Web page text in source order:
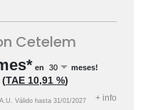
Cetelem
en meses!
(TAE 10,91 %)
Válido hasta 31/01/2027 + info